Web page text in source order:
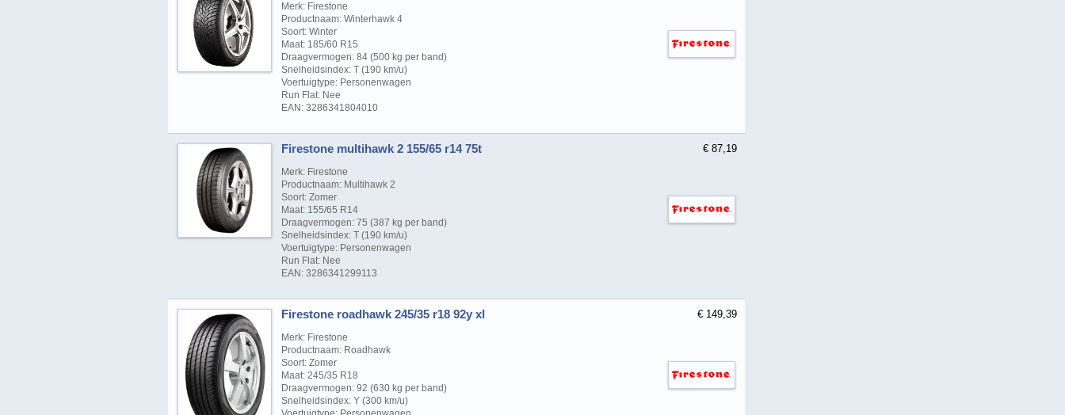
Merk: Firestone
Productnaam: Winterhawk 4
Soort: Winter
Maat: 185/60 R15
Draagvermogen: 84 (500 kg per band)
Snelheidsindex: T (190 km/u)
Voertuigtype: Personenwagen
Run Flat: Nee
EAN: 3286341804010
Firestone multihawk 2 155/65 r14 75t
Merk: Firestone
Productnaam: Multihawk 2
Soort: Zomer
Maat: 155/65 R14
Draagvermogen: 75 (387 kg per band)
Snelheidsindex: T (190 km/u)
Voertuigtype: Personenwagen
Run Flat: Nee
EAN: 3286341299113
€ 87,19
Firestone roadhawk 245/35 r18 92y xl
Merk: Firestone
Productnaam: Roadhawk
Soort: Zomer
Maat: 245/35 R18
Draagvermogen: 92 (630 kg per band)
Snelheidsindex: Y (300 km/u)
€ 149,39